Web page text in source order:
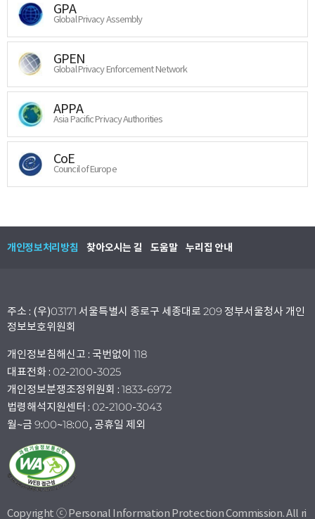
GPA
Global Privacy Assembly
GPEN
Global Privacy Enforcement Network
APPA
Asia Pacific Privacy Authorities
CoE
Council of Europe
개인정보처리방침 찾아오시는 길 도움말 누리집 안내
주소 : (우)03171 서울특별시 종로구 세종대로 209 정부서울청사 개인
정보보호위원회
개인정보침해신고 : 국번없이 118
대표전화 : 02-2100-3025
개인정보분쟁조정위원회 : 1833-6972
법령해석지원센터 : 02-2100-3043
월~금 9:00~18:00, 공휴일 제외
Copyright ⓒ Personal Information Protection Commission. All ri